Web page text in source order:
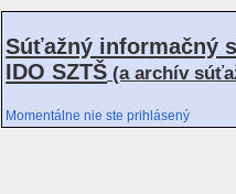
Súťažný informačný
IDO SZTŠ (a archív
Momentálne nie ste prihlásený